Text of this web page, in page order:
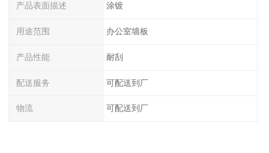
产品表面描述 涂镀
用途范围 办公室墙板
产品性能 耐刮
配送服务 可配送到厂
物流 可配送到厂